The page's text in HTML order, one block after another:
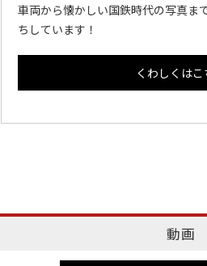
車両から懐かしい国鉄時代の写真ま
ちしています！
くわしくはこ
動画